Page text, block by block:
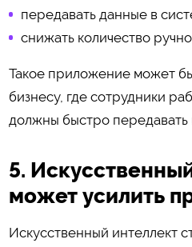
передавать данные в
снижать количество
Такое приложение может
бизнесу, где сотрудники
должны быстро
5.
может усилить
Искусственный интеллект